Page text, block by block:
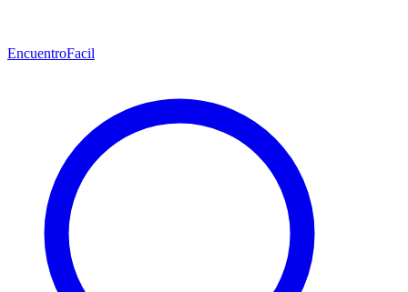
EncuentroFacil